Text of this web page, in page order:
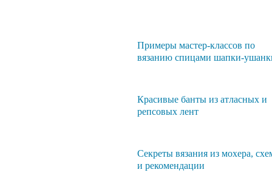
Примеры мастер-классов по
вязанию спицами шапки-
Красивые банты из атласных и
репсовых лент
Секреты вязания из мохера,
и рекомендации